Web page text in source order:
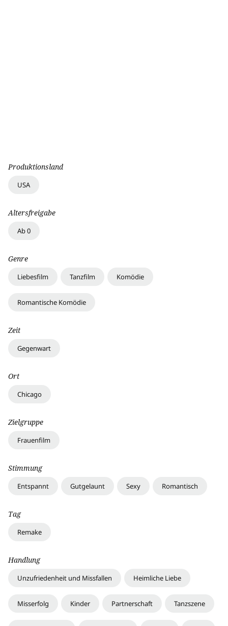
Produktionsland
USA
Altersfreigabe
Ab 0
Genre
Liebesfilm Tanzfilm Komödie
Romantische Komödie
Zeit
Gegenwart
Ort
Chicago
Zielgruppe
Frauenfilm
Stimmung
Entspannt Gutgelaunt Sexy Romantisch
Tag
Remake
Handlung
Unzufriedenheit und Missfallen Heimliche Liebe
Misserfolg Kinder Partnerschaft Tanzszene